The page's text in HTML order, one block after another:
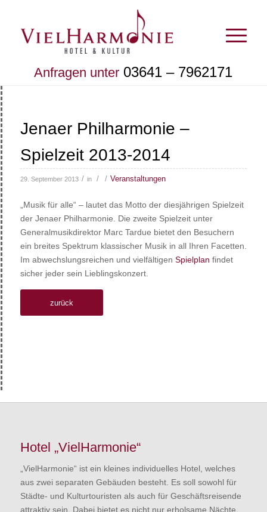
Anfragen unter 03641 – 7962171
Jenaer Philharmonie –
Spielzeit 2013-2014
29. September 2013 / in / / Veranstaltungen
„Musik für alle“ – lautet das Motto der diesjährigen Spielzeit
der Jenaer Philharmonie. Die zweite Spielzeit unter
Generalmusikdirektor Marc Tardue bietet den Besuchern
ein breites Spektrum klassischer Musik in all Ihren Facetten.
Im abwechslungsreichen und vielfältigen Spielplan findet
sicher jeder sein Lieblingskonzert.
zurück
Hotel „VielHarmonie“
„VielHarmonie“ ist ein kleines individuelles Hotel, welches
aus zwei separaten Gebäuden besteht. Es soll sowohl für
Städte- und Kulturtouristen als auch für Geschäftsreisende
attraktiv sein. Dabei bietet es nicht nur erholsame Nächte,